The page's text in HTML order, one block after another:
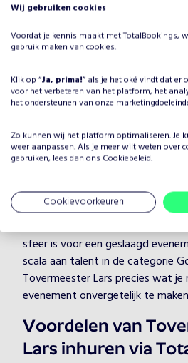
Waarom
Het plannen van een evenement
zich mee, maar één ding is zeker:
te boeken, kies je voor een
categorie Goochelaars, die je
en weet hoe hij/zij jouw gasten
ongeacht de setting.
Bij TotalBookings begrijpen we
sfeer is voor een geslaagd
scala aan talent in de categorie
Tovermeester Lars precies wat
evenement onvergetelijk te
Voordelen van
Lars inhuren via
Wij gebruiken cookies
Voordat je kennis maakt met TotalBookings,
gebruik maken van cookies.
Klik op “Ja, prima!” als je het oké vindt dat er
voor het verbeteren van het platform, het
het ondersteunen van onze
Zo kunnen wij het platform optimaliseren. Je
weer aanpassen. Als je meer wilt weten over
gebruiken, lees dan ons Cookiebeleid.
Cookievoorkeuren